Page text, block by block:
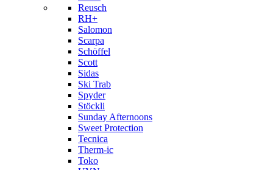
Reusch
RH+
Salomon
Scarpa
Schöffel
Scott
Sidas
Ski Trab
Spyder
Stöckli
Sunday Afternoons
Sweet Protection
Tecnica
Therm-ic
Toko